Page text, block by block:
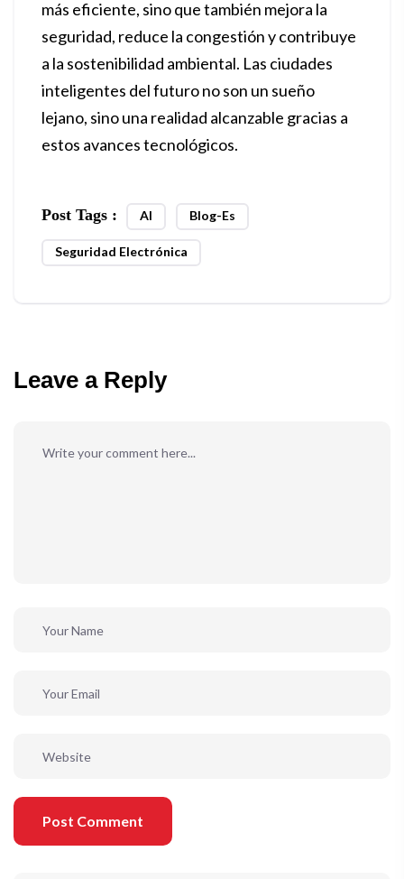
más eficiente, sino que también mejora la
seguridad, reduce la congestión y contribuye
a la sostenibilidad ambiental. Las ciudades
inteligentes del futuro no son un sueño
lejano, sino una realidad alcanzable gracias a
estos avances tecnológicos.
Post Tags : AI Blog-Es
Seguridad Electrónica
Leave a Reply
Post Comment